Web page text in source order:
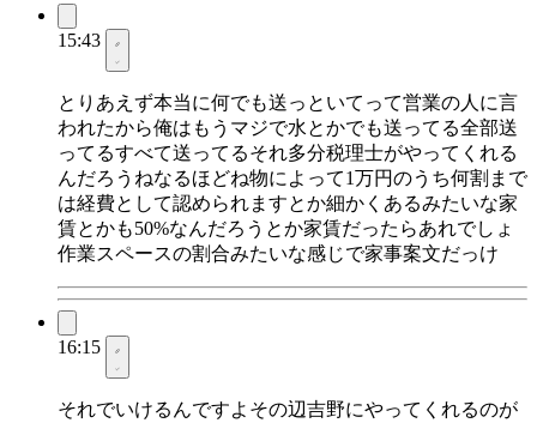
15:43
とりあえず本当に何でも送っといてって営業の人に言
われたから俺はもうマジで水とかでも送ってる全部送
ってるすべて送ってるそれ多分税理士がやってくれる
んだろうねなるほどね物によって1万円のうち何割まで
は経費として認められますとか細かくあるみたいな家
賃とかも50%なんだろうとか家賃だったらあれでしょ
作業スペースの割合みたいな感じで家事案文だっけ
16:15
それでいけるんですよその辺吉野にやってくれるのが